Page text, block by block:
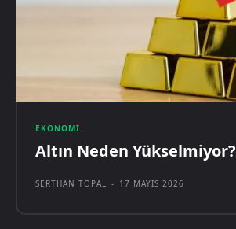
EKONOMI
Altın Neden Yükselmiyor?
SERTHAN TOPAL - 17 MAYIS 2026